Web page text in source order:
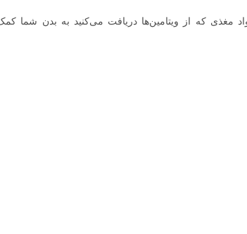
مغذی که از ویتامین‌ها دریافت می‌کنید به بدن شما